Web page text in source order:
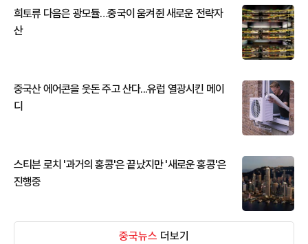
희토류 다음은 광모듈…중국이 움켜쥔 새로운 전략자
산
중국산 에어콘을 웃돈 주고 산다...유럽 열광시킨 메이
디
스티븐 로치 '과거의 홍콩'은 끝났지만 '새로운 홍콩'은
진행중
중국뉴스 더보기